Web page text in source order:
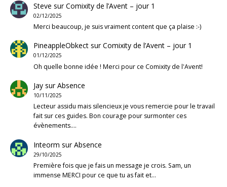
Steve surComixity de l’Avent – jour 1
02/12/2025
Merci beaucoup, je suis vraiment content que ça plaise :-)
PineappleObkectsurComixity de l’Avent – jour 1
01/12/2025
Oh quelle bonne idée ! Merci pour ce Comixity de l'Avent!
JaysurAbsence
10/11/2025
Lecteur assidu mais silencieux je vous remercie pour le travail
fait sur ces guides. Bon courage pour surmonter ces
évènements.…
Inteorm surAbsence
29/10/2025
Première fois que je fais un message je crois. Sam, un
immense MERCI pour ce que tu as fait et…